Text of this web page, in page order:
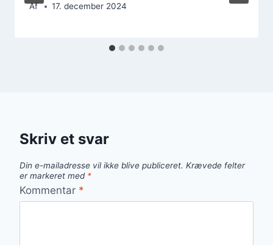
Af 17. december 2024
Skriv et svar
Din e-mailadresse vil ikke blive publiceret. Krævede felter
er markeret med *
Kommentar *